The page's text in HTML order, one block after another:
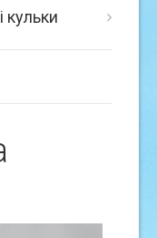
кульки